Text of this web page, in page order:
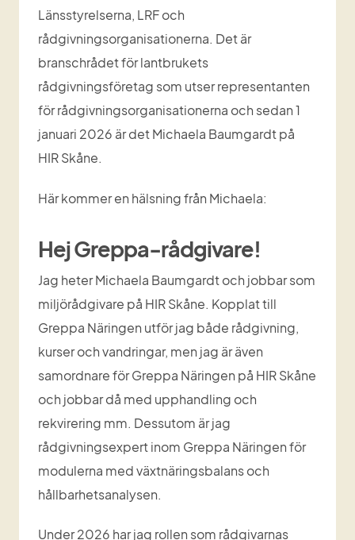
Länsstyrelserna, LRF och
rådgivningsorganisationerna. Det är
branschrådet för lantbrukets
rådgivningsföretag som utser representanten
för rådgivningsorganisationerna och sedan 1
januari 2026 är det Michaela Baumgardt på
HIR Skåne.
Här kommer en hälsning från Michaela:
Hej Greppa-rådgivare!
Jag heter Michaela Baumgardt och jobbar som
miljörådgivare på HIR Skåne. Kopplat till
Greppa Näringen utför jag både rådgivning,
kurser och vandringar, men jag är även
samordnare för Greppa Näringen på HIR Skåne
och jobbar då med upphandling och
rekvirering mm. Dessutom är jag
rådgivningsexpert inom Greppa Näringen för
modulerna med växtnäringsbalans och
hållbarhetsanalysen.
Under 2026 har jag rollen som rådgivarnas